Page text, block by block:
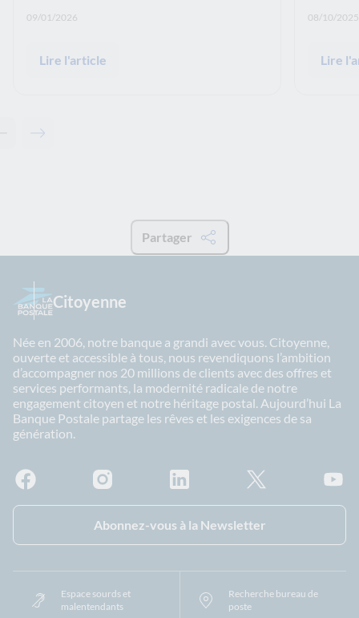
Date de publication: :
09/01/2026
Lire l'article
Date de
08/10/2025
Lire
Contenu précédent - Articles associés
Contenu suivant - Articles associés
Partager
Citoyenne
Née en 2006, notre banque a grandi avec vous. Citoyenne,
ouverte et accessible à tous, nous revendiquons l’ambition
d’accompagner nos 20 millions de clients avec des offres et
services performants, la modernité radicale de notre
engagement citoyen et notre héritage postal. Aujourd’hui La
Banque Postale partage les rêves et les exigences de sa
génération.
Abonnez-vous à la Newsletter
Espace sourds et
malentendants
Recherche bureau de
poste